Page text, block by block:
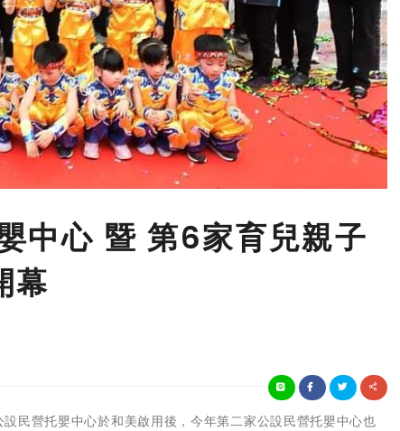
中心 暨 第6家育兒親子
幕
營托嬰中心於和美啟用後，今年第二家公設民營托嬰中心也